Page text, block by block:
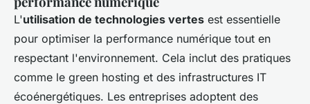
L'utilisation de technologies vertes est essentielle
pour optimiser la performance numérique tout en
respectant l'environnement. Cela inclut des pratiques
comme le green hosting et des infrastructures IT
écoénergétiques. Les entreprises adoptent des